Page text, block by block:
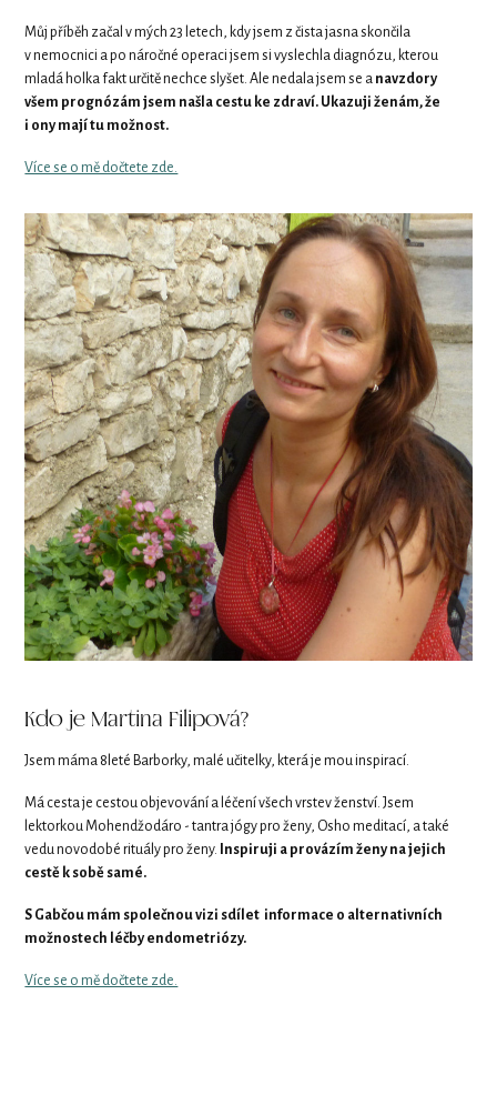
Můj příběh začal v mých 23 letech, kdy jsem z čista jasna skončila
v nemocnici a po náročné operaci jsem si vyslechla diagnózu, kterou
mladá holka fakt určitě nechce slyšet. Ale nedala jsem se a navzdory
všem prognózám jsem našla cestu ke zdraví. Ukazuji ženám, že
i ony mají tu možnost.
Více se o mě dočtete zde.
Kdo je Martina Filipová?
Jsem máma 8leté Barborky, malé učitelky, která je mou inspirací.
Má cesta je cestou objevování a léčení všech vrstev ženství. Jsem
lektorkou Mohendžodáro - tantra jógy pro ženy, Osho meditací, a také
vedu novodobé rituály pro ženy. Inspiruji a provázím ženy na jejich
cestě k sobě samé.
S Gabčou mám společnou vizi sdílet informace o alternativních
možnostech léčby endometriózy.
Více se o mě dočtete zde.